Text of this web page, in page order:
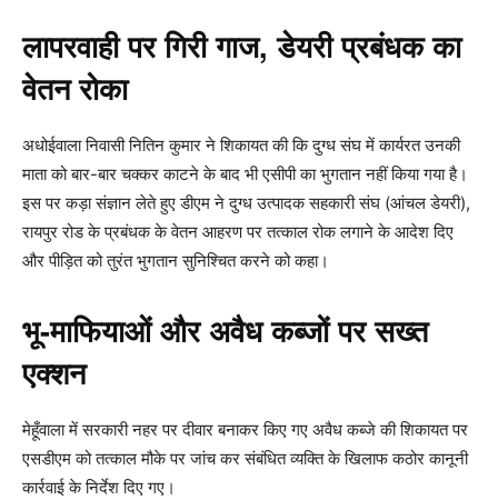
लापरवाही पर गिरी गाज, डेयरी प्रबंधक का
वेतन रोका
अधोईवाला निवासी नितिन कुमार ने शिकायत की कि दुग्ध संघ में कार्यरत उनकी
माता को बार-बार चक्कर काटने के बाद भी एसीपी का भुगतान नहीं किया गया है।
इस पर कड़ा संज्ञान लेते हुए डीएम ने दुग्ध उत्पादक सहकारी संघ (आंचल डेयरी),
रायपुर रोड के प्रबंधक के वेतन आहरण पर तत्काल रोक लगाने के आदेश दिए
और पीड़ित को तुरंत भुगतान सुनिश्चित करने को कहा।
भू-माफियाओं और अवैध कब्जों पर सख्त
एक्शन
मेहूँवाला में सरकारी नहर पर दीवार बनाकर किए गए अवैध कब्जे की शिकायत पर
एसडीएम को तत्काल मौके पर जांच कर संबंधित व्यक्ति के खिलाफ कठोर कानूनी
कार्रवाई के निर्देश दिए गए।